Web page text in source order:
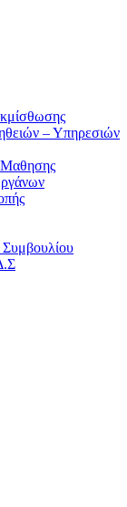
– Υπηρεσιών
Μαθησης